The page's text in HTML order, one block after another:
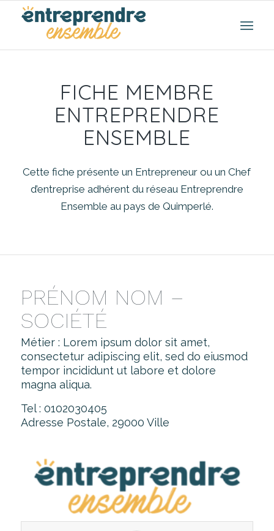
FICHE MEMBRE
ENTREPRENDRE
ENSEMBLE
Cette fiche présente un Entrepreneur ou un Chef
d’entreprise adhérent du réseau Entreprendre
Ensemble au pays de Quimperlé.
PRÉNOM NOM –
SOCIÉTÉ
Métier : Lorem ipsum dolor sit amet,
consectetur adipiscing elit, sed do eiusmod
tempor incididunt ut labore et dolore
magna aliqua.
Tel : 0102030405
Adresse Postale, 29000 Ville